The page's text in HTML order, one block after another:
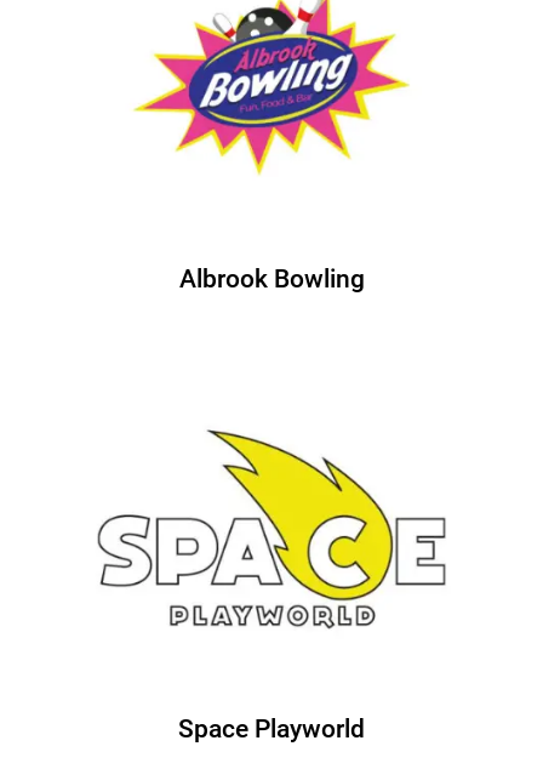
Albrook Bowling
Space Playworld